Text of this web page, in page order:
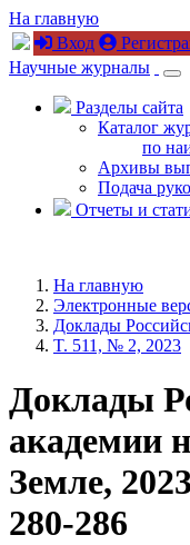
На главную
Вход
Научные журналы
Разделы сайта
Каталог
по
Архивы
Подача
Отчеты и
На главную
Электронные
Доклады
T. 511, № 2, 2023
Доклады
академии
Земле,
280-286